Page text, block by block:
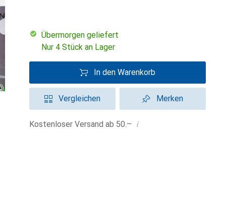
übermorgen geliefert
Nur 4 Stück an Lager
In den Warenkorb
Vergleichen Merken
Kostenloser Versand ab 50.– i